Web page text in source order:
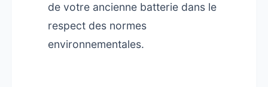
de votre ancienne batterie dans le
respect des normes
environnementales.